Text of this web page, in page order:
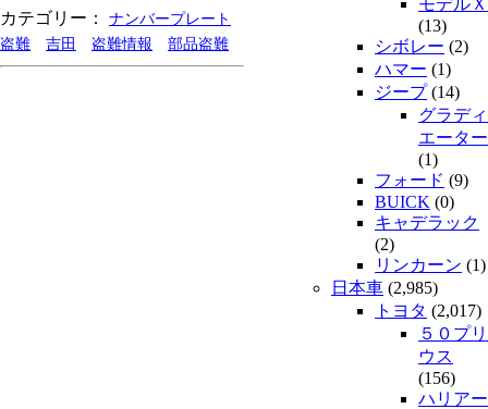
カテゴリー：
ナンバープレート
盗難
吉田 盗難情報 部品盗難
モデルＸ
(13)
シボレー (2)
ハマー (1)
ジープ(14)
グラディ
エーター
(1)
フォード (9)
BUICK (0)
キャデラック
(2)
リンカーン (1)
日本車 (2,985)
トヨタ (2,017)
５０プリ
ウス
(156)
ハリアー